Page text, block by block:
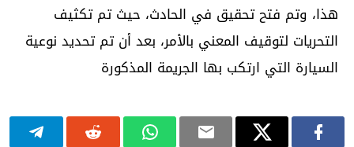
هذا، وتم فتح تحقيق في الحادث، حيث تم تكثيف
التحريات لتوقيف المعني بالأمر، بعد أن تم تحديد نوعية
السيارة التي ارتكب بها الجريمة المذكورة